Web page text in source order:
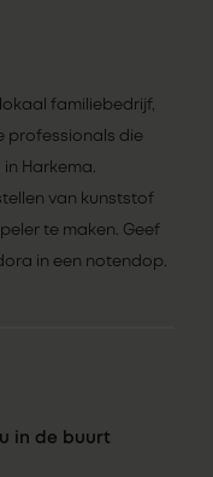
familiebedrijf,
professionals die
Harkema.
van kunststof
te maken. Geef
in een notendop.
in de buurt